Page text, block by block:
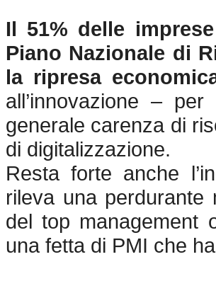
Il 51% delle
Piano Nazionale di
la ripresa
all’innovazione –
generale carenza di
di digitalizzazione.
Resta forte anche
rileva una perdurante
del top management
una fetta di PMI che